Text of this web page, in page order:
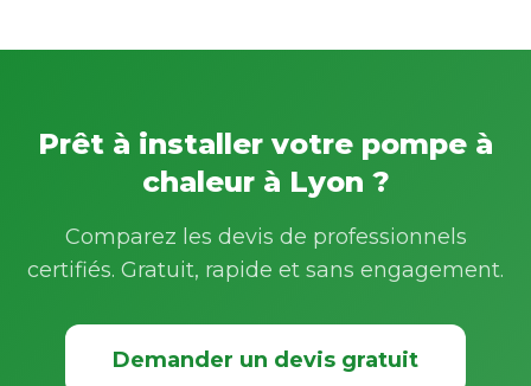
Prêt à installer votre pompe à
chaleur à Lyon ?
Comparez les devis de professionnels
certifiés. Gratuit, rapide et sans engagement.
Demander un devis gratuit